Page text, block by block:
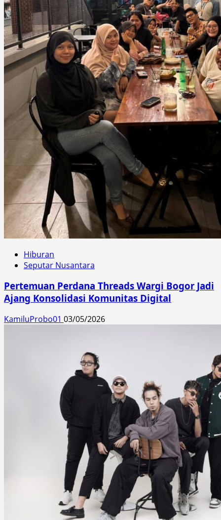
Hiburan
Seputar Nusantara
Pertemuan Perdana Threads Wargi Bogor Jadi
Ajang Konsolidasi Komunitas Digital
KamiluProbo01 03/05/2026